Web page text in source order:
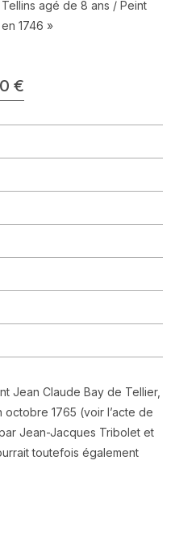
agé de 8 ans / Peint
1746 »
€
Jean Claude Bay de Tellier,
1765 (voir l’acte de
Jean-Jacques Tribolet et
toutefois également